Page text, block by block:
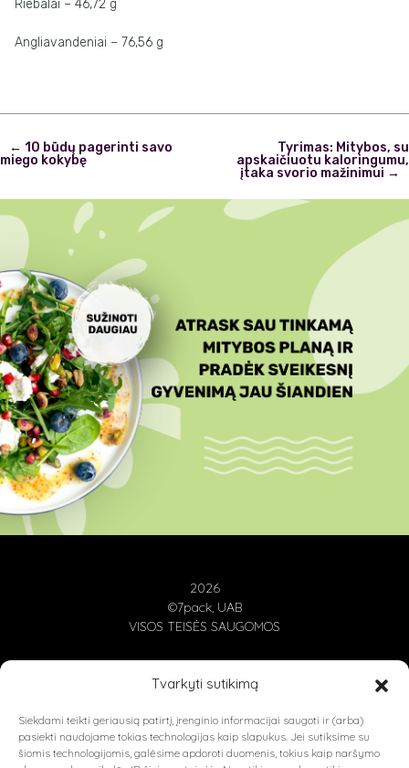
Tvarkyti sutikimą
Siekdami teikti geriausią patirtį, įrenginio informacijai saugoti ir (arba)
pasiekti naudojame tokias technologijas kaip slapukus. Jei sutiksime su
šiomis technologijomis, galėsime apdoroti duomenis, tokius kaip naršymo
Riebalai – 46,72 g
Angliavandeniai – 76,56 g
Post
navigation
Tyrimas: Mitybos, su
apskaičiuotu kaloringumu,
įtaka svorio mažinimui →
← 10 būdų pagerinti savo
miego kokybę
2026
©7pack, UAB
VISOS TEISĖS SAUGOMOS
BLOG STRAIPSNIAI
PRIVATUMO POLITIKA